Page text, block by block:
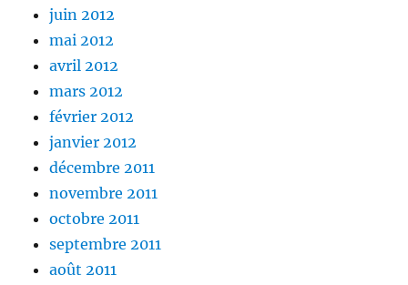
juin 2012
mai 2012
avril 2012
mars 2012
février 2012
janvier 2012
décembre 2011
novembre 2011
octobre 2011
septembre 2011
août 2011